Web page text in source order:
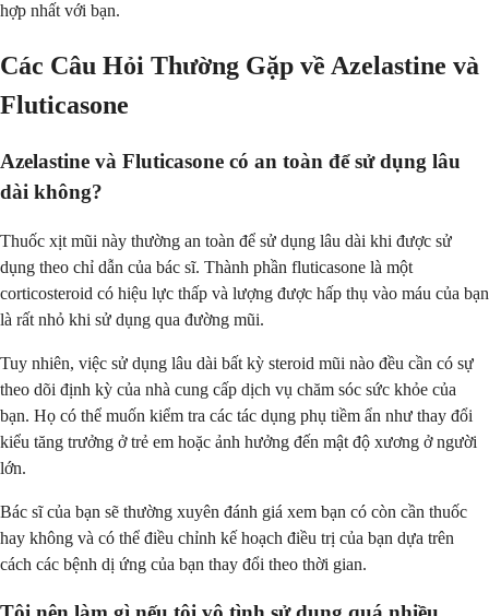
hợp nhất với bạn.
Các Câu Hỏi Thường Gặp về Azelastine và
Fluticasone
Azelastine và Fluticasone có an toàn để sử dụng lâu
dài không?
Thuốc xịt mũi này thường an toàn để sử dụng lâu dài khi được sử
dụng theo chỉ dẫn của bác sĩ. Thành phần fluticasone là một
corticosteroid có hiệu lực thấp và lượng được hấp thụ vào máu của bạn
là rất nhỏ khi sử dụng qua đường mũi.
Tuy nhiên, việc sử dụng lâu dài bất kỳ steroid mũi nào đều cần có sự
theo dõi định kỳ của nhà cung cấp dịch vụ chăm sóc sức khỏe của
bạn. Họ có thể muốn kiểm tra các tác dụng phụ tiềm ẩn như thay đổi
kiểu tăng trưởng ở trẻ em hoặc ảnh hưởng đến mật độ xương ở người
lớn.
Bác sĩ của bạn sẽ thường xuyên đánh giá xem bạn có còn cần thuốc
hay không và có thể điều chỉnh kế hoạch điều trị của bạn dựa trên
cách các bệnh dị ứng của bạn thay đổi theo thời gian.